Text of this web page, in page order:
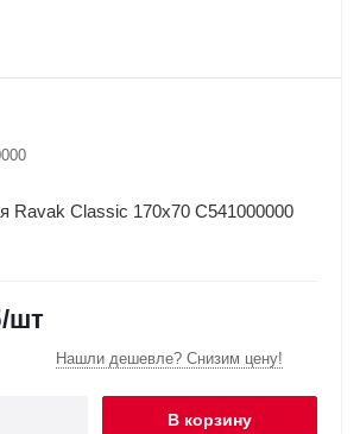
Ravak Classic 170x70 C541000000
/шт
Нашли дешевле? Снизим цену!
В корзину